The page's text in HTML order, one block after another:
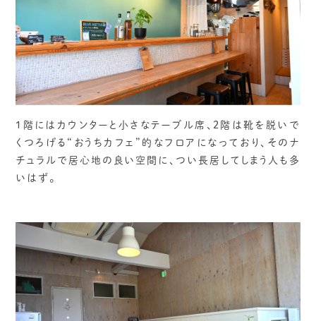
1階にはカウンターと小さなテーブル席、2階は靴を脱いで
くつろげる“おうちカフェ”的なフロアになっており、そのナ
チュラルで居心地の良い空間に、つい長居してしまう人も多
いはず。